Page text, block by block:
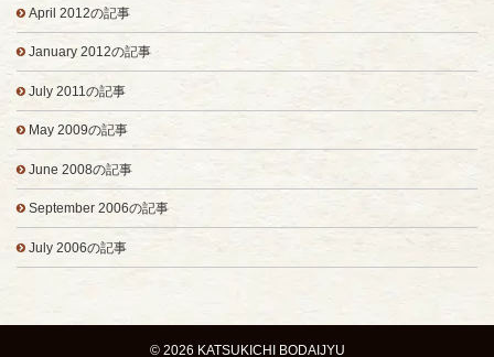
April 2012の記事
January 2012の記事
July 2011の記事
May 2009の記事
June 2008の記事
September 2006の記事
July 2006の記事
© 2026 KATSUKICHI BODAIJYU